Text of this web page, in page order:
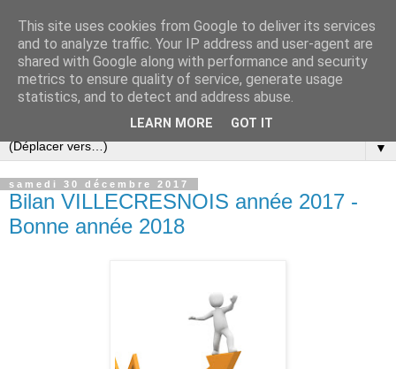
▼
samedi 30 décembre 2017
Bilan VILLECRESNOIS année 2017 -
Bonne année 2018
This site uses cookies from Google to deliver its services
and to analyze traffic. Your IP address and user-agent are
shared with Google along with performance and security
metrics to ensure quality of service, generate usage
statistics, and to detect and address abuse.
LEARN MORE GOT IT